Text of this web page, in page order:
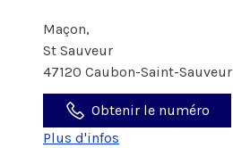
Maçon,
St Sauveur
47120 Caubon-Saint-Sauveur
Obtenir le numéro
Plus d'infos